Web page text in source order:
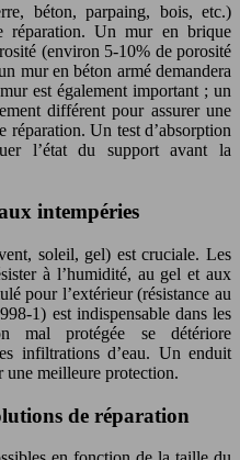
béton, parpaing, bois, etc.)
réparation. Un mur en brique
(environ 5-10% de porosité
mur en béton armé demandera
est également important ; un
différent pour assurer une
réparation. Un test d’absorption
l’état du support avant la
intempéries
soleil, gel) est cruciale. Les
à l’humidité, au gel et aux
pour l’extérieur (résistance au
1) est indispensable dans les
mal protégée se détériore
infiltrations d’eau. Un enduit
une meilleure protection.
de réparation